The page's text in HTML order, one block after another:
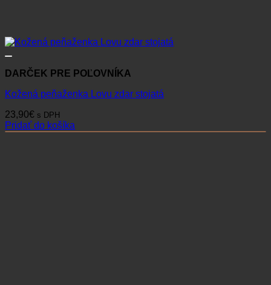
DARČEK PRE POĽOVNÍKA
Kožená peňaženka Lovu zdar stojatá
23,90€ s DPH
Pridať do košíka